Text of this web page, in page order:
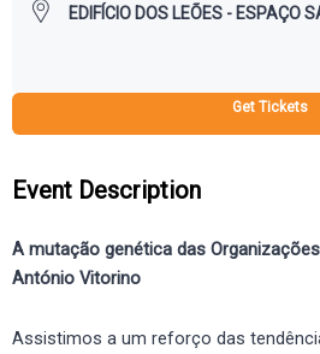
EDIFÍCIO DOS LEÕES - ESPAÇO
Get Tickets
Event Description
A mutação genética das
António Vitorino
Assistimos a um reforço das